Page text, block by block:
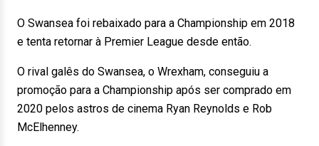
O Swansea foi rebaixado para a Championship em 2018
e tenta retornar à Premier League desde então.
O rival galês do Swansea, o Wrexham, conseguiu a
promoção para a Championship após ser comprado em
2020 pelos astros de cinema Ryan Reynolds e Rob
McElhenney.